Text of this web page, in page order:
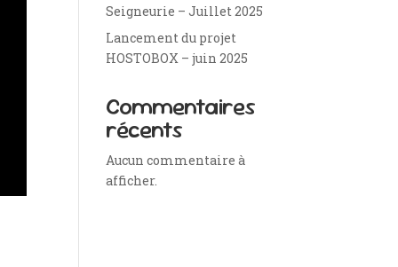
Seigneurie – Juillet 2025
Lancement du projet
HOSTOBOX – juin 2025
Commentaires
récents
Aucun commentaire à
afficher.